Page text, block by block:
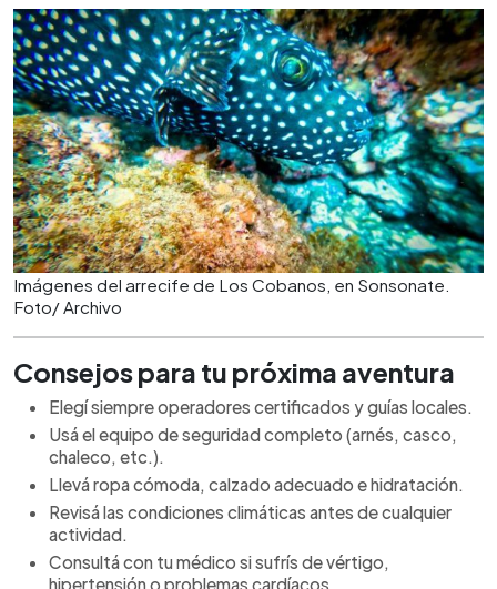
Imágenes del arrecife de Los Cobanos, en Sonsonate.
Foto/ Archivo
Consejos para tu próxima aventura
Elegí siempre operadores certificados y guías locales.
Usá el equipo de seguridad completo (arnés, casco,
chaleco, etc.).
Llevá ropa cómoda, calzado adecuado e hidratación.
Revisá las condiciones climáticas antes de cualquier
actividad.
Consultá con tu médico si sufrís de vértigo,
hipertensión o problemas cardíacos.